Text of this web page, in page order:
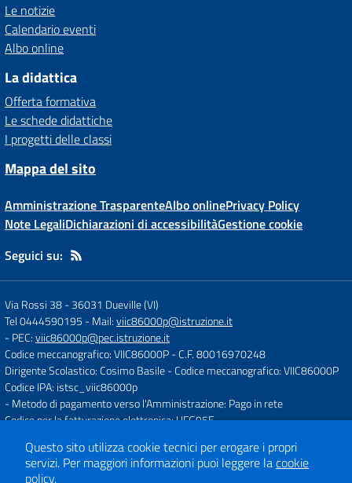
Le notizie
Calendario eventi
Albo online
La didattica
Offerta formativa
Le schede didattiche
I progetti delle classi
Mappa del sito
Amministrazione TrasparenteAlbo onlinePrivacy Policy
Note LegaliDichiarazioni di accessibilitàGestione cookie
Seguici su:
Via Rossi 38-36031 Dueville (VI)
Tel 0444590195 - Mail:viic86000p@istruzione.it
- PEC:viic86000p@pec.istruzione.it
Codice meccanografico: VIIC86000P- C.F. 80016970248
Dirigente Scolastico: Cosimo Basile- Codice meccanografico: VIIC86000P
Codice IPA: istsc_viic86000p
- Metodo di pagamento verso l'Amministrazione: Pago in rete
Codice per la fatturazione elettronica: UFG95E
Concept & Design by
Designers Italia
Questo sito utilizza cookie tecnici per erogare i propri
servizi. Per maggiori informazioni puoi leggere lacookie
policy.